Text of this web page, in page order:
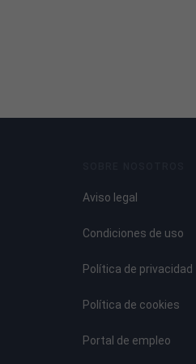
Aviso legal
Condiciones de uso
Política de privacidad
Política de cookies
Portal de empleo